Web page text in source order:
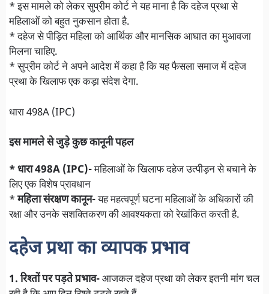
* इस मामले को लेकर सुप्रीम कोर्ट ने यह माना है कि दहेज प्रथा से
महिलाओं को बहुत नुकसान होता है.
* दहेज से पीड़ित महिला को आर्थिक और मानसिक आघात का मुआवजा
मिलना चाहिए.
* सुप्रीम कोर्ट ने अपने आदेश में कहा है कि यह फैसला समाज में दहेज
प्रथा के खिलाफ एक कड़ा संदेश देगा.
धारा 498A (IPC)
इस मामले से जुड़े कुछ कानूनी पहल
* धारा 498A (IPC)-महिलाओं के खिलाफ दहेज उत्पीड़न से बचाने के
लिए एक विशेष प्रावधान
*महिला संरक्षण कानून-यह महत्वपूर्ण घटना महिलाओं के अधिकारों की
रक्षा और उनके सशक्तिकरण की आवश्यकता को रेखांकित करती है.
दहेज प्रथा का व्यापक प्रभाव
1. रिश्तों पर पड़ते प्रभाव-आजकल दहेज प्रथा को लेकर इतनी मांग चल